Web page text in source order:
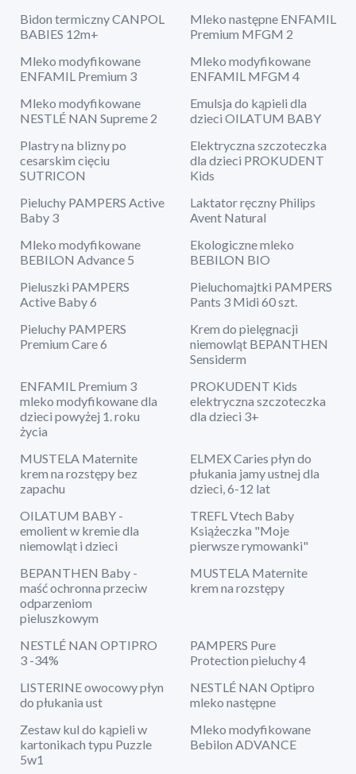
Bidon termiczny CANPOL
BABIES 12m+
Mleko następne ENFAMIL
Premium MFGM 2
Mleko modyfikowane
ENFAMIL Premium 3
Mleko modyfikowane
ENFAMIL MFGM 4
Mleko modyfikowane
NESTLÉ NAN Supreme 2
Emulsja do kąpieli dla
dzieci OILATUM BABY
Plastry na blizny po
cesarskim cięciu
SUTRICON
Elektryczna szczoteczka
dla dzieci PROKUDENT
Kids
Pieluchy PAMPERS Active
Baby 3
Laktator ręczny Philips
Avent Natural
Mleko modyfikowane
BEBILON Advance 5
Ekologiczne mleko
BEBILON BIO
Pieluszki PAMPERS
Active Baby 6
Pieluchomajtki PAMPERS
Pants 3 Midi 60 szt.
Pieluchy PAMPERS
Premium Care 6
Krem do pielęgnacji
niemowląt BEPANTHEN
Sensiderm
ENFAMIL Premium 3
mleko modyfikowane dla
dzieci powyżej 1. roku
życia
PROKUDENT Kids
elektryczna szczoteczka
dla dzieci 3+
MUSTELA Maternite
krem na rozstępy bez
zapachu
ELMEX Caries płyn do
płukania jamy ustnej dla
dzieci, 6-12 lat
OILATUM BABY -
emolient w kremie dla
niemowląt i dzieci
TREFL Vtech Baby
Książeczka "Moje
pierwsze rymowanki"
BEPANTHEN Baby -
maść ochronna przeciw
odparzeniom
pieluszkowym
MUSTELA Maternite
krem na rozstępy
NESTLÉ NAN OPTIPRO
3 -34%
PAMPERS Pure
Protection pieluchy 4
LISTERINE owocowy płyn
do płukania ust
NESTLÉ NAN Optipro
mleko następne
Zestaw kul do kąpieli w
kartonikach typu Puzzle
5w1
Mleko modyfikowane
Bebilon ADVANCE